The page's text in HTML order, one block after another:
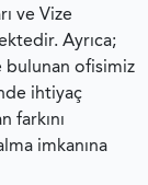
ve Vize
Ayrıca;
bulunan ofisimiz
ihtiyaç
farkını
imkanına